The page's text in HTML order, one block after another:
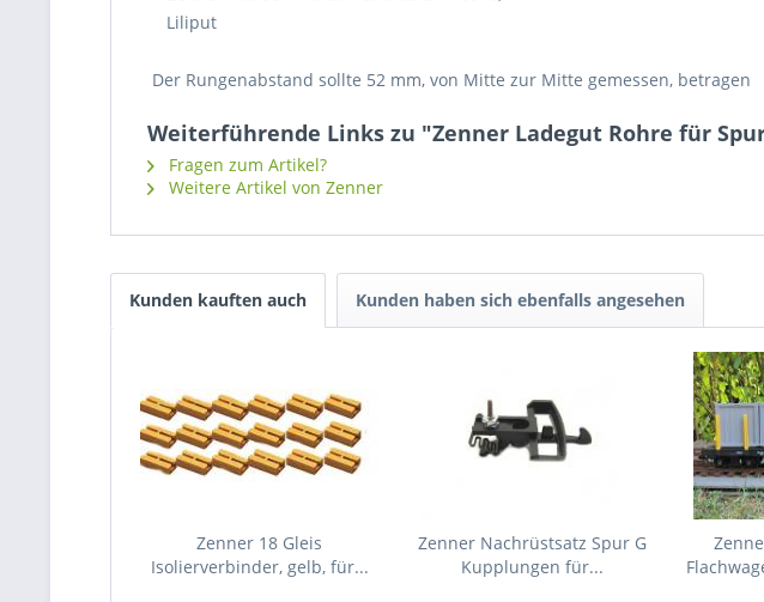
Liliput
Der Rungenabstand sollte 52 mm, von Mitte zur Mitte gemessen, betragen
Weiterführende Links zu "Zenner Ladegut Rohre für
Fragen zum Artikel?
Weitere Artikel von Zenner
Kunden kauften auch Kunden haben sich ebenfalls angesehen
Zenner 18 Gleis
Isolierverbinder, gelb, für...
Zenner Nachrüstsatz Spur G
Kupplungen für...